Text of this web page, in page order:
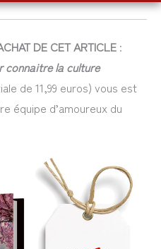
DE CET ARTICLE :
connaitre la culture
de 11,99 euros) vous est
équipe d’amoureux du